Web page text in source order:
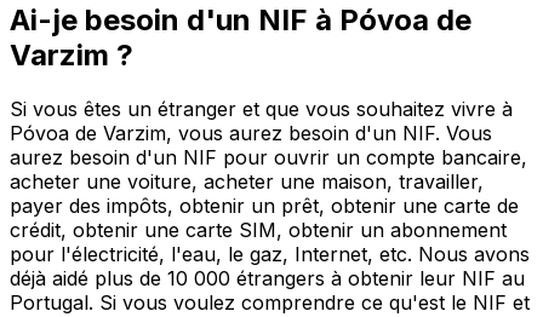
Ai-je besoin d'un NIF à Póvoa de
Varzim ?
Si vous êtes un étranger et que vous souhaitez vivre à
Póvoa de Varzim, vous aurez besoin d'un NIF. Vous
aurez besoin d'un NIF pour ouvrir un compte bancaire,
acheter une voiture, acheter une maison, travailler,
payer des impôts, obtenir un prêt, obtenir une carte de
crédit, obtenir une carte SIM, obtenir un abonnement
pour l'électricité, l'eau, le gaz, Internet, etc. Nous avons
déjà aidé plus de 10 000 étrangers à obtenir leur NIF au
Portugal. Si vous voulez comprendre ce qu'est le NIF et